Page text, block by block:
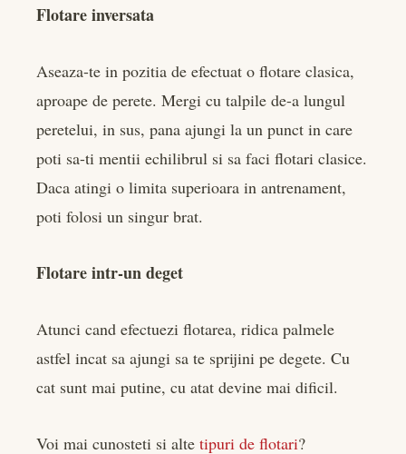
Flotare inversata
Aseaza-te in pozitia de efectuat o flotare clasica,
aproape de perete. Mergi cu talpile de-a lungul
peretelui, in sus, pana ajungi la un punct in care
poti sa-ti mentii echilibrul si sa faci flotari clasice.
Daca atingi o limita superioara in antrenament,
poti folosi un singur brat.
Flotare intr-un deget
Atunci cand efectuezi flotarea, ridica palmele
astfel incat sa ajungi sa te sprijini pe degete. Cu
cat sunt mai putine, cu atat devine mai dificil.
Voi mai cunosteti si alte tipuri de flotari?